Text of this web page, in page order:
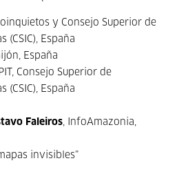
y Consejo Superior de
(CSIC), España
España
Consejo Superior de
(CSIC), España
Faleiros, InfoAmazonia,
invisibles”